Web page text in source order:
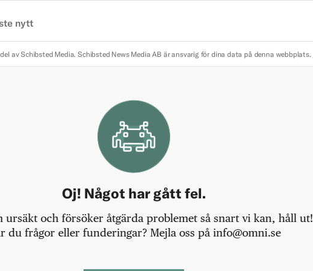
nytt
av Schibsted Media. Schibsted News Media AB är ansvarig för dina data på denna webbplats.
Oj! Något har gått fel.
ursäkt och försöker åtgärda problemet så snart vi kan, håll ut!
du frågor eller funderingar? Mejla oss på info@omni.se